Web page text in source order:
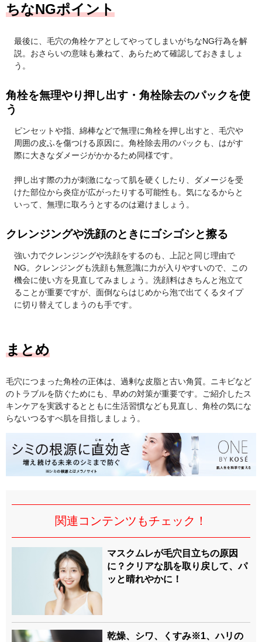
ちなNGポイント
最後に、毛穴の角栓ケアとしてやってしまいがちなNG行為を解
説。おさらいの意味も兼ねて、あらためて確認しておきましょ
う。
角栓を無理やり押し出す・角栓除去のパックを使
う
ピンセットや指、綿棒などで無理に角栓を押し出すと、毛穴や
周囲の皮ふを傷つける原因に。角栓除去用のパックも、はがす
際に大きなダメージがかかるため同様です。
押し出す際の力が刺激になって肌を硬くしたり、ダメージを受
けた部位から炎症が広がったりする可能性も。気になるからと
いって、無理に取ろうとするのは避けましょう。
クレンジングや洗顔のときにゴシゴシと擦る
強い力でクレンジングや洗顔をするのも、上記と同じ理由で
NG。クレンジングも洗顔も無意識に力が入りやすいので、この
機会に使い方を見直してみましょう。洗顔料はきちんと泡立て
ることが重要ですが、面倒ならはじめから泡で出てくるタイプ
に切り替えてしまうのも手です。
まとめ
毛穴につまった角栓の正体は、過剰な皮脂と古い角質。ニキビなど
のトラブルを防ぐためにも、早めの対策が重要です。ご紹介したス
キンケアを実践するとともに生活習慣なども見直し、角栓の気にな
らないつるすべ肌を目指しましょう。
関連コンテンツもチェック！
マスクムレが毛穴目立ちの原因
に？クリアな肌を取り戻して、パ
ッと晴れやかに！
乾燥、シワ、くすみ※1、ハリの